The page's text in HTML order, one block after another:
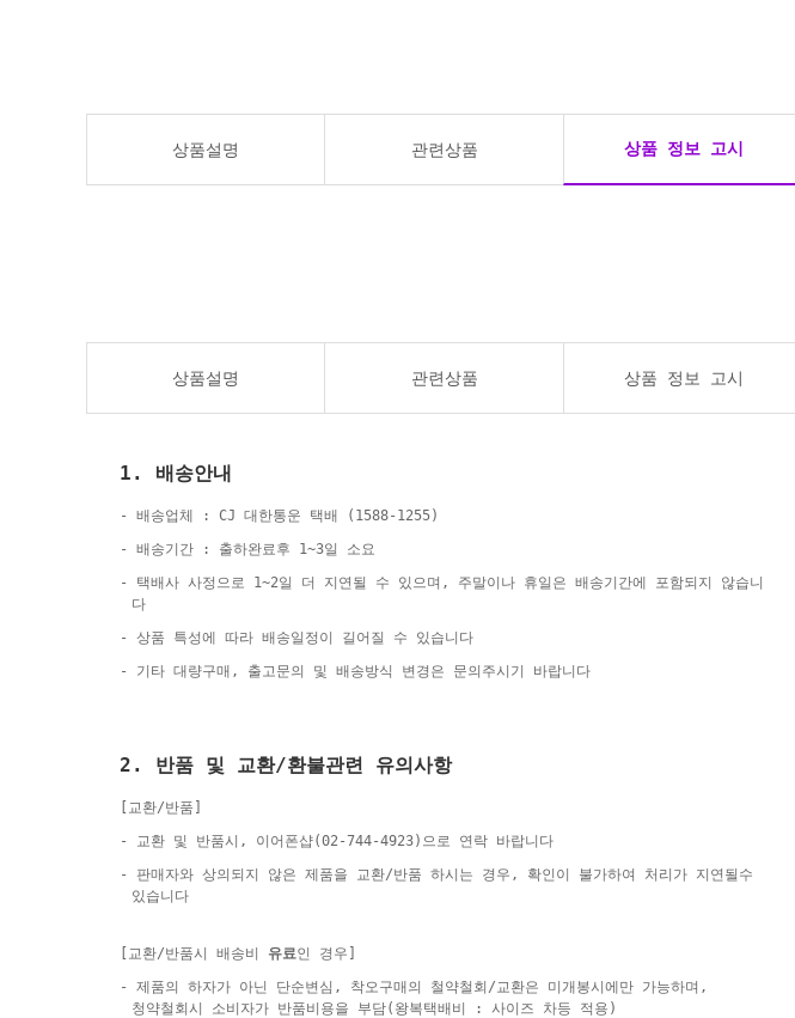
상품설명 관련상품 상품 정보 고시
상품설명 관련상품 상품 정보 고시
1. 배송안내
- 배송업체 : CJ 대한통운 택배 (1588-1255)
- 배송기간 : 출하완료후 1~3일 소요
- 택배사 사정으로 1~2일 더 지연될 수 있으며, 주말이나 휴일은 배송기간에 포함되지 않습니
다
- 상품 특성에 따라 배송일정이 길어질 수 있습니다
- 기타 대량구매, 출고문의 및 배송방식 변경은 문의주시기 바랍니다
2. 반품 및 교환/환불관련 유의사항
[교환/반품]
- 교환 및 반품시, 이어폰샵(02-744-4923)으로 연락 바랍니다
- 판매자와 상의되지 않은 제품을 교환/반품 하시는 경우, 확인이 불가하여 처리가 지연될수
있습니다
[교환/반품시 배송비 유료인 경우]
- 제품의 하자가 아닌 단순변심, 착오구매의 철약철회/교환은 미개봉시에만 가능하며,
청약철회시 소비자가 반품비용을 부담(왕복택배비 : 사이즈 차등 적용)